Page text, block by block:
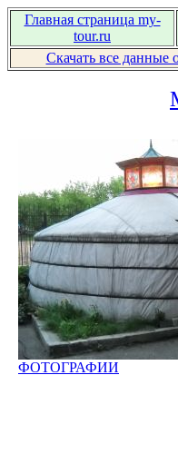
Главная страница my-
tour.ru
Скачать все данные
ФОТОГРАФИИ